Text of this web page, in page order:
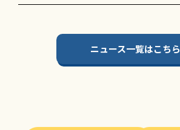
ニュース一覧はこちら